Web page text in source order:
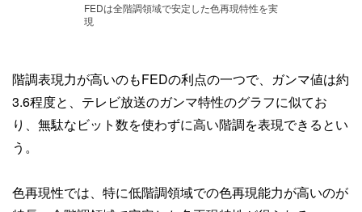
FEDは全階調領域で安定した色再現特性を実
現
階調表現力が高いのもFEDの利点の一つで、ガンマ値は約
3.6程度と、テレビ放送のガンマ特性のグラフに似てお
り、無駄なビット数を使わずに高い階調を表現できるとい
う。
色再現性では、特に低階調領域での色再現能力が高いのが